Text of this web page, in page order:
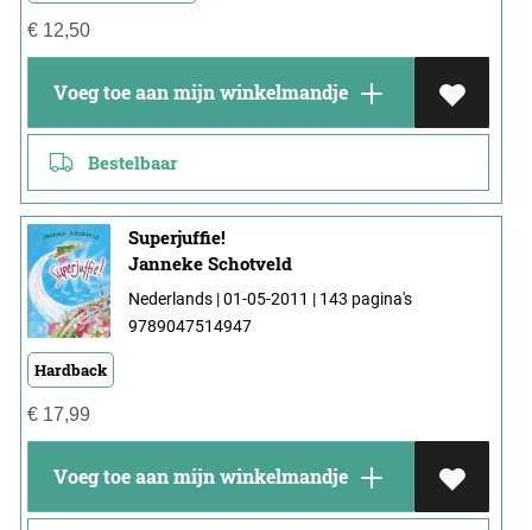
€12,50
Voeg toe aan mijn winkelmandje
Bestelbaar
Superjuffie!
Janneke Schotveld
Nederlands | 01-05-2011 | 143 pagina's
9789047514947
Hardback
€17,99
Voeg toe aan mijn winkelmandje